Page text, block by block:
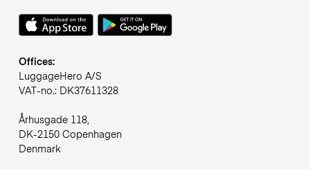
Offices:
LuggageHero A/S
VAT-no.: DK37611328
Århusgade 118,
DK-2150 Copenhagen
Denmark